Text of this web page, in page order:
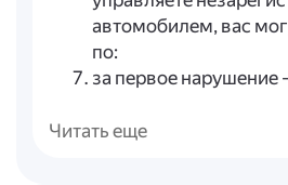
автомобилем, вас
по:
за первое нарушение
при повторном
Читать еще